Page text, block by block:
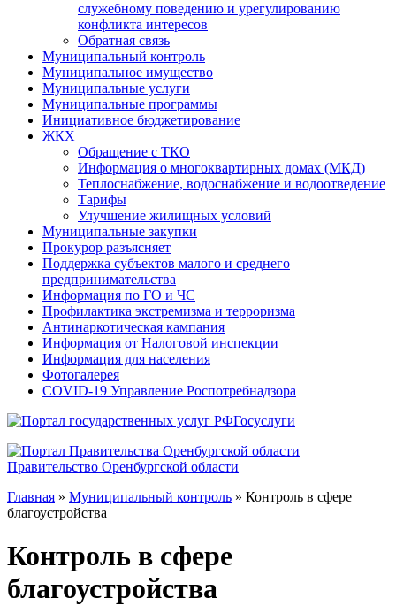
служебному поведению и урегулированию
конфликта интересов
Обратная связь
Муниципальный контроль
Муниципальное имущество
Муниципальные услуги
Муниципальные программы
Инициативное бюджетирование
ЖКХ
Обращение с ТКО
Информация о многоквартирных домах (МКД)
Теплоснабжение, водоснабжение и водоотведение
Тарифы
Улучшение жилищных условий
Муниципальные закупки
Прокурор разъясняет
Поддержка субъектов малого и среднего
предпринимательства
Информация по ГО и ЧС
Профилактика экстремизма и терроризма
Антинаркотическая кампания
Информация от Налоговой инспекции
Информация для населения
Фотогалерея
COVID-19 Управление Роспотребнадзора
Госуслуги
Правительство Оренбургской области
Главная » Муниципальный контроль » Контроль в сфере
благоустройства
Контроль в сфере
благоустройства